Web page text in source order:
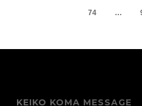
74 …
KEIKO KOMA MESSAGE